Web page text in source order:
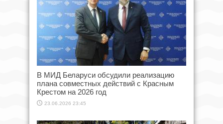
В МИД Беларуси обсудили реализацию
плана совместных действий с Красным
Крестом на 2026 год
23.06.2026 23:45